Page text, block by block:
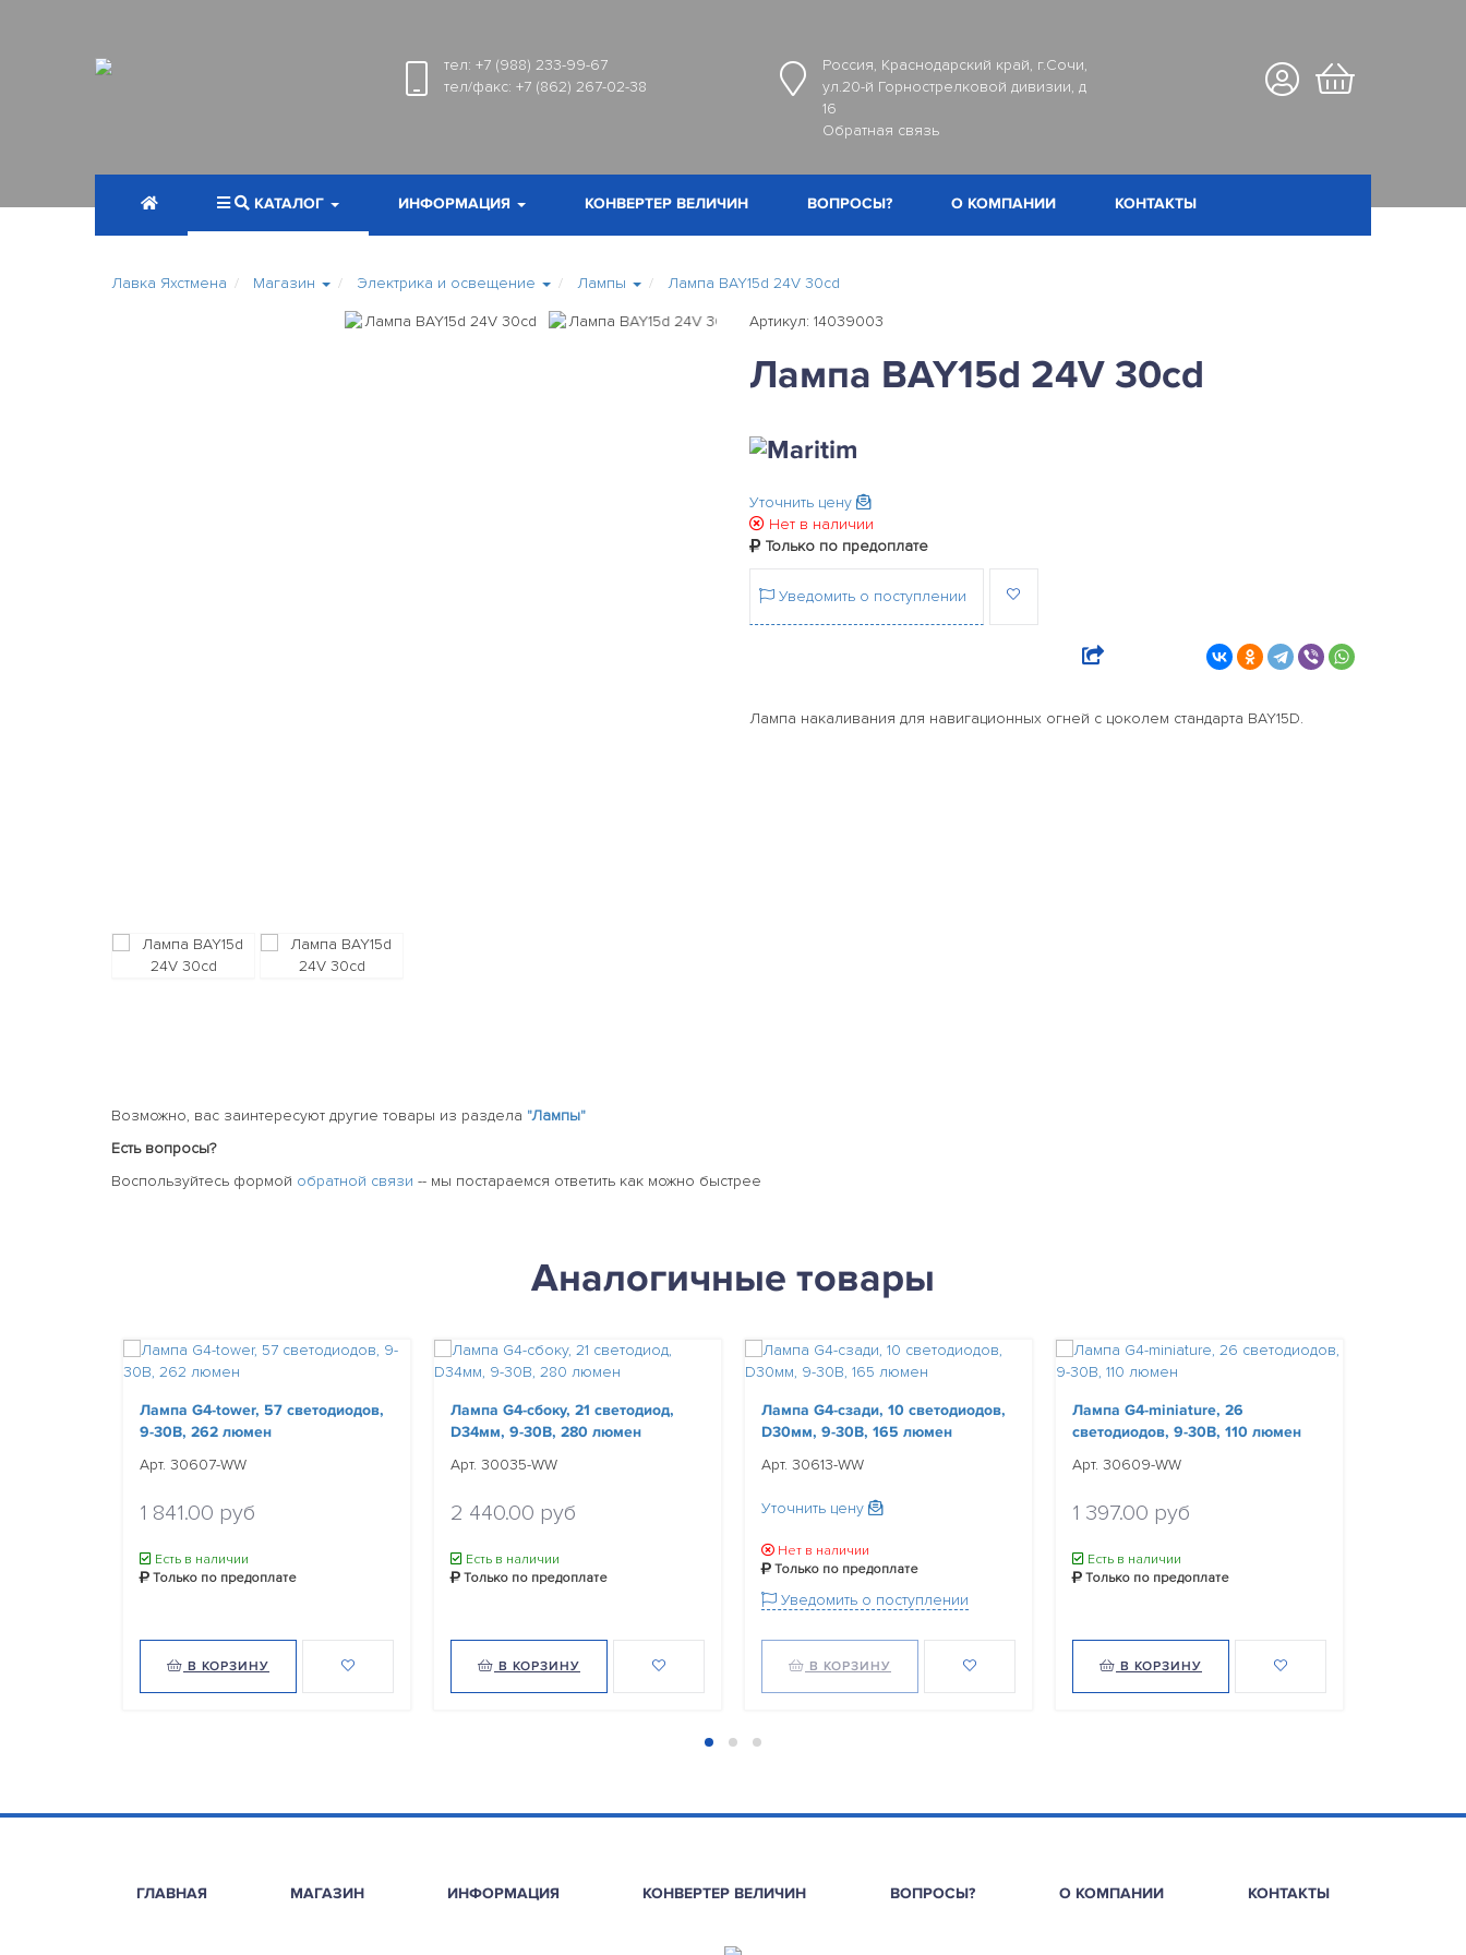
тел: +7 (988) 233-99-67
тел/факс: +7 (862) 267-02-38
Россия, Краснодарский край, г.Сочи,
ул.20-й Горнострелковой дивизии, д
16
Обратная связь
КАТАЛОГ ИНФОРМАЦИЯ КОНВЕРТЕР ВЕЛИЧИН ВОПРОСЫ? О КОМПАНИИ КОНТАКТЫ
Лавка Яхстмена Магазин Электрика и освещение Лампы Лампа BAY15d 24V 30cd
Артикул: 14039003
Лампа BAY15d 24V 30cd
Уточнить цену
Нет в наличии
Только по предоплате
Уведомить о поступлении
Лампа накаливания для навигационных огней с цоколем стандарта BAY15D.
Возможно, вас заинтересуют другие товары из раздела "Лампы"
Есть вопросы?
Воспользуйтесь формой обратной связи -- мы постараемся ответить как можно быстрее
Аналогичные товары
Лампа G4-tower, 57 светодиодов,
9-30В, 262 люмен
Арт. 30607-WW
1 841.00 руб
Есть в наличии
Только по предоплате
В КОРЗИНУ
Лампа G4-сбоку, 21 светодиод,
D34мм, 9-30В, 280 люмен
Арт. 30035-WW
2 440.00 руб
Есть в наличии
Только по предоплате
В КОРЗИНУ
Лампа G4-сзади, 10 светодиодов,
D30мм, 9-30В, 165 люмен
Арт. 30613-WW
Уточнить цену
Нет в наличии
Только по предоплате
Уведомить о поступлении
В КОРЗИНУ
Лампа G4-miniature, 26
светодиодов, 9-30В, 110 люмен
Арт. 30609-WW
1 397.00 руб
Есть в наличии
Только по предоплате
В КОРЗИНУ
ГЛАВНАЯ МАГАЗИН ИНФОРМАЦИЯ КОНВЕРТЕР ВЕЛИЧИН ВОПРОСЫ? О КОМПАНИИ КОНТАКТЫ